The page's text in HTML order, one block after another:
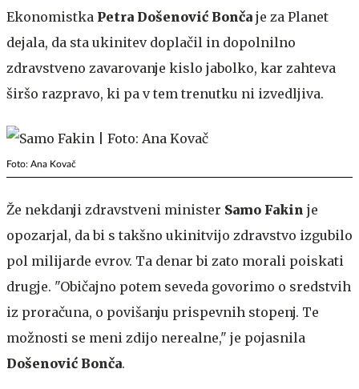
Ekonomistka Petra Došenović Bonča je za Planet
dejala, da sta ukinitev doplačil in dopolnilno
zdravstveno zavarovanje kislo jabolko, kar zahteva
širšo razpravo, ki pa v tem trenutku ni izvedljiva.
Foto: Ana Kovač
Že nekdanji zdravstveni minister Samo Fakin je
opozarjal, da bi s takšno ukinitvijo zdravstvo izgubilo
pol milijarde evrov. Ta denar bi zato morali poiskati
drugje. "Običajno potem seveda govorimo o sredstvih
iz proračuna, o povišanju prispevnih stopenj. Te
možnosti se meni zdijo nerealne," je pojasnila
Došenović Bonča.